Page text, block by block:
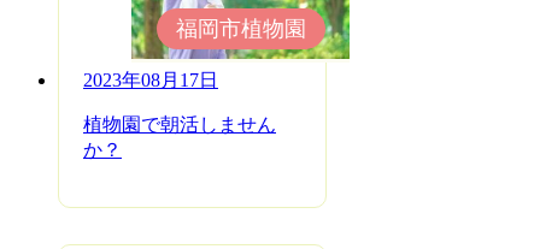
2023年08月17日
植物園で朝活しません
か？
福岡市植物園